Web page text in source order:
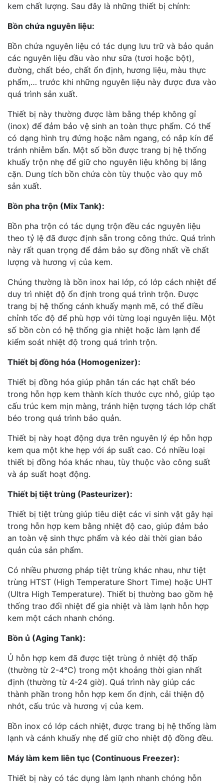
kem chất lượng. Sau đây là những thiết bị chính:
Bồn chứa nguyên liệu:
Bồn chứa nguyên liệu có tác dụng lưu trữ và bảo quản
các nguyên liệu đầu vào như sữa (tươi hoặc bột),
đường, chất béo, chất ổn định, hương liệu, màu thực
phẩm,… trước khi những nguyên liệu này được đưa vào
quá trình sản xuất.
Thiết bị này thường được làm bằng thép không gỉ
(inox) để đảm bảo vệ sinh an toàn thực phẩm. Có thể
có dạng hình trụ đứng hoặc nằm ngang, có nắp kín để
tránh nhiễm bẩn. Một số bồn được trang bị hệ thống
khuấy trộn nhẹ để giữ cho nguyên liệu không bị lắng
cặn. Dung tích bồn chứa còn tùy thuộc vào quy mô
sản xuất.
Bồn pha trộn (Mix Tank):
Bồn pha trộn có tác dụng trộn đều các nguyên liệu
theo tỷ lệ đã được định sẵn trong công thức. Quá trình
này rất quan trọng để đảm bảo sự đồng nhất về chất
lượng và hương vị của kem.
Chúng thường là bồn inox hai lớp, có lớp cách nhiệt để
duy trì nhiệt độ ổn định trong quá trình trộn. Được
trang bị hệ thống cánh khuấy mạnh mẽ, có thể điều
chỉnh tốc độ để phù hợp với từng loại nguyên liệu. Một
số bồn còn có hệ thống gia nhiệt hoặc làm lạnh để
kiểm soát nhiệt độ trong quá trình trộn.
Thiết bị đồng hóa (Homogenizer):
Thiết bị đồng hóa giúp phân tán các hạt chất béo
trong hỗn hợp kem thành kích thước cực nhỏ, giúp tạo
cấu trúc kem mịn màng, tránh hiện tượng tách lớp chất
béo trong quá trình bảo quản.
Thiết bị này hoạt động dựa trên nguyên lý ép hỗn hợp
kem qua một khe hẹp với áp suất cao. Có nhiều loại
thiết bị đồng hóa khác nhau, tùy thuộc vào công suất
và áp suất hoạt động.
Thiết bị tiệt trùng (Pasteurizer):
Thiết bị tiệt trùng giúp tiêu diệt các vi sinh vật gây hại
trong hỗn hợp kem bằng nhiệt độ cao, giúp đảm bảo
an toàn vệ sinh thực phẩm và kéo dài thời gian bảo
quản của sản phẩm.
Có nhiều phương pháp tiệt trùng khác nhau, như tiệt
trùng HTST (High Temperature Short Time) hoặc UHT
(Ultra High Temperature). Thiết bị thường bao gồm hệ
thống trao đổi nhiệt để gia nhiệt và làm lạnh hỗn hợp
kem một cách nhanh chóng.
Bồn ủ (Aging Tank):
Ủ hỗn hợp kem đã được tiệt trùng ở nhiệt độ thấp
(thường từ 2-4°C) trong một khoảng thời gian nhất
định (thường từ 4-24 giờ). Quá trình này giúp các
thành phần trong hỗn hợp kem ổn định, cải thiện độ
nhớt, cấu trúc và hương vị của kem.
Bồn inox có lớp cách nhiệt, được trang bị hệ thống làm
lạnh và cánh khuấy nhẹ để giữ cho nhiệt độ đồng đều.
Máy làm kem liên tục (Continuous Freezer):
Thiết bị này có tác dụng làm lạnh nhanh chóng hỗn